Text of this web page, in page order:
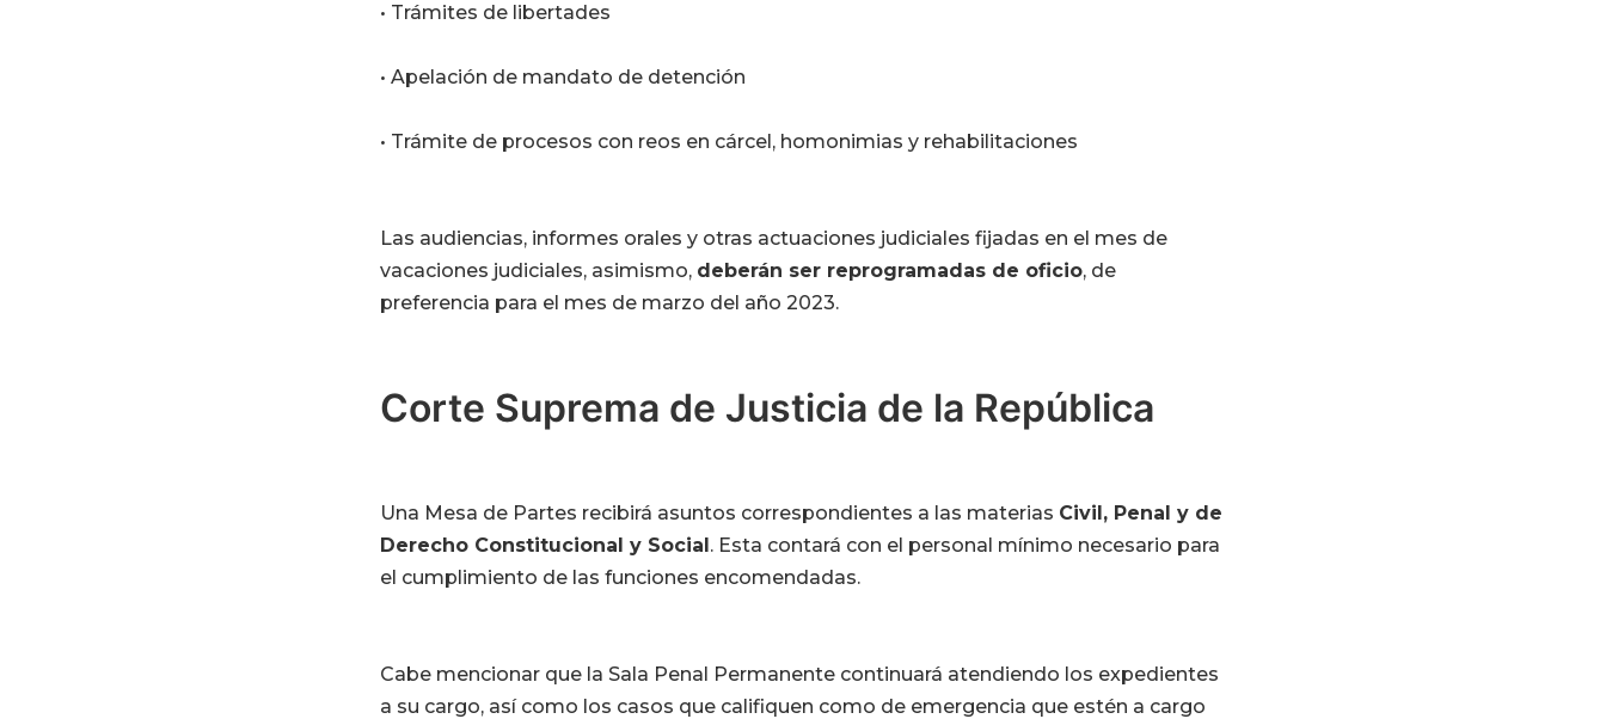
• Trámites de libertades
• Apelación de mandato de detención
• Trámite de procesos con reos en cárcel, homonimias y rehabilitaciones
Las audiencias, informes orales y otras actuaciones judiciales fijadas en el mes de
vacaciones judiciales, asimismo, deberán ser reprogramadas de oficio, de
preferencia para el mes de marzo del año 2023.
Corte Suprema de Justicia de la República
Una Mesa de Partes recibirá asuntos correspondientes a las materias Civil, Penal y de
Derecho Constitucional y Social . Esta contará con el personal mínimo necesario para
el cumplimiento de las funciones encomendadas.
Cabe mencionar que la Sala Penal Permanente continuará atendiendo los expedientes
a su cargo, así como los casos que califiquen como de emergencia que estén a cargo